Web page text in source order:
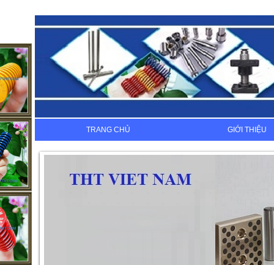
TRANG CHỦ GIỚI THIỆU